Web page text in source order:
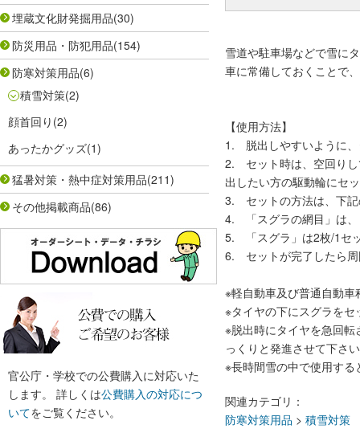
埋蔵文化財発掘用品(30)
防災用品・防犯用品(154)
防寒対策用品(6)
積雪対策(2)
顔首回り (2)
あったかグッズ(1)
猛暑対策・熱中症対策用品(211)
その他掲載商品(86)
官公庁・学校での公費購入に対応いた
します。 詳しくは公費購入の対応につ
いてをご覧ください。
雪道や駐車場などで雪に
車に常備しておくことで
【使用方法】
1. 脱出しやすいように、
2. セット時は、空回りし
出したい方の駆動輪にセ
3. セットの方法は、下記
4. 「スグラの網目」は、
5. 「スグラ」は2枚/1セ
6. セットが完了したら周
※軽自動車及び普通自動
※タイヤの下にスグラを
※脱出時にタイヤを急回
っくりと発進させて下さ
※長時間雪の中で使用す
関連カテゴリ：
防寒対策用品 > 積雪対策